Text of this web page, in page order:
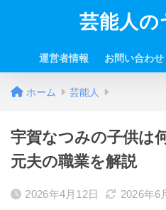
芸能人
運営者情報 お問い合わせ
ホーム 芸能人
宇賀なつみの子供は
元夫の職業を解説
2026年4月12日 2026年6